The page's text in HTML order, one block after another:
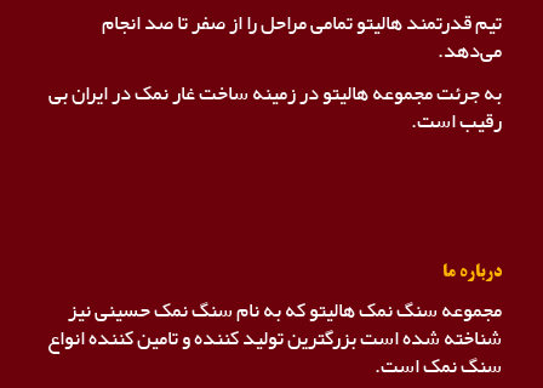
تیم قدرتمند هالیتو تمامی مراحل را از صفر تا صد انجام
می‌دهد.
به جرئت مجموعه هالیتو در زمینه ساخت غار نمک در ایران بی
رقیب است.
درباره ما
مجموعه سنگ نمک هالیتو که به نام سنگ نمک حسینی نیز
شناخته شده است بزرگترین تولید کننده و تامین کننده انواع
سنگ نمک است.